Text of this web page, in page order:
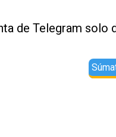
de Telegram solo